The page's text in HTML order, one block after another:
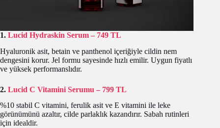
1. Lucid Hydraskin Serum – 749 TL
Hyaluronik asit, betain ve panthenol içeriğiyle cildin nem
dengesini korur. Jel formu sayesinde hızlı emilir. Uygun fiyatlı
ve yüksek performanslıdır.
2. Lucid C Vitamini Serumu – 799 TL
%10 stabil C vitamini, ferulik asit ve E vitamini ile leke
görünümünü azaltır, cilde parlaklık kazandırır. Sabah rutinleri
için idealdir.